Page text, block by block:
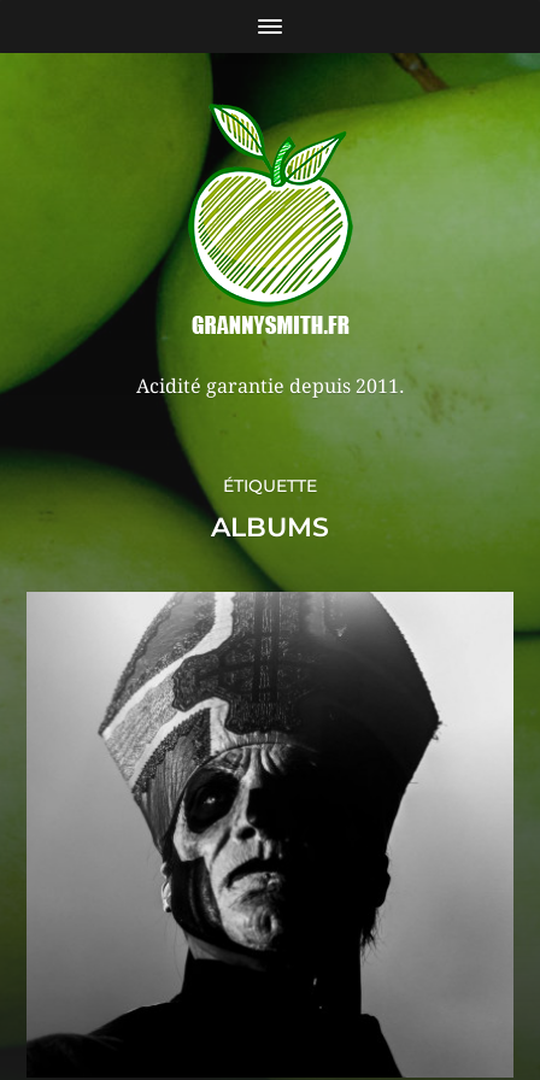
Acidité garantie depuis 2011.
ÉTIQUETTE
ALBUMS